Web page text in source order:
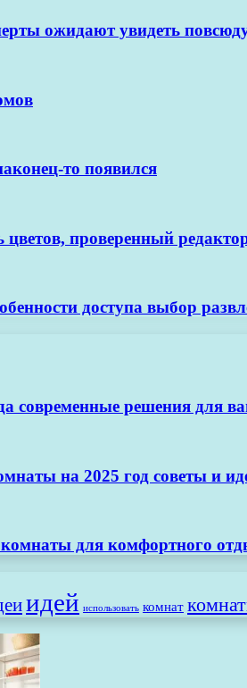
ожидают увидеть
то появился
цветов, проверенный
доступа выбор
современные решения для
на 2025 год советы и
для комфортного
идей использовать комнат